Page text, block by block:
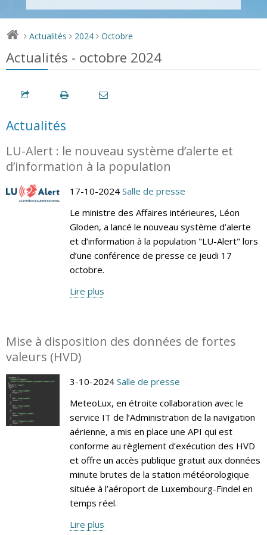
> Actualités > 2024 > Octobre
Actualités - octobre 2024
Actualités
LU-Alert : le nouveau système d’alerte et
d’information à la population
17-10-2024 Salle de presse
Le ministre des Affaires intérieures, Léon
Gloden, a lancé le nouveau système d’alerte
et d’information à la population "LU-Alert" lors
d’une conférence de presse ce jeudi 17
octobre.
Lire plus
Mise à disposition des données de fortes
valeurs (HVD)
3-10-2024 Salle de presse
MeteoLux, en étroite collaboration avec le
service IT de l’Administration de la navigation
aérienne, a mis en place une API qui est
conforme au règlement d’exécution des HVD
et offre un accès publique gratuit aux données
minute brutes de la station météorologique
située à l’aéroport de Luxembourg-Findel en
temps réel.
Lire plus